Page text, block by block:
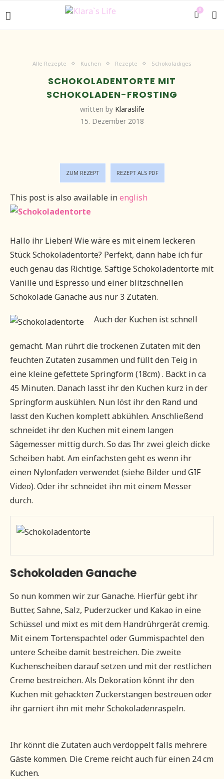
0
Alle Rezepte Kuchen Rezepte Schokoladiges
SCHOKOLADENTORTE MIT
SCHOKOLADEN-FROSTING
written by Klaraslife
15. Dezember 2018
ZUM REZEPT REZEPT ALS PDF
This post is also available inenglish
Hallo ihr Lieben! Wie wäre es mit einem leckeren
Stück Schokoladentorte? Perfekt, dann habe ich für
euch genau das Richtige. Saftige Schokoladentorte mit
Vanille und Espresso und einer blitzschnellen
Schokolade Ganache aus nur 3 Zutaten.
Auch der Kuchen ist schnell
gemacht. Man rührt die trockenen Zutaten mit den
feuchten Zutaten zusammen und füllt den Teig in
eine kleine gefettete Springform (18cm) . Backt in ca
45 Minuten. Danach lasst ihr den Kuchen kurz in der
Springform auskühlen. Nun löst ihr den Rand und
lasst den Kuchen komplett abkühlen. Anschließend
schneidet ihr den Kuchen mit einem langen
Sägemesser mittig durch. So das Ihr zwei gleich dicke
Scheiben habt. Am einfachsten geht es wenn ihr
einen Nylonfaden verwendet (siehe Bilder und GIF
Video). Oder ihr schneidet ihn mit einem Messer
durch.
Schokoladen Ganache
So nun kommen wir zur Ganache. Hierfür gebt ihr
Butter, Sahne, Salz, Puderzucker und Kakao in eine
Schüssel und mixt es mit dem Handrührgerät cremig.
Mit einem Tortenspachtel oder Gummispachtel den
untere Scheibe damit bestreichen. Die zweite
Kuchenscheiben darauf setzen und mit der restlichen
Creme bestreichen. Als Dekoration könnt ihr den
Kuchen mit gehackten Zuckerstangen bestreuen oder
ihr garniert ihn mit mehr Schokoladenraspeln.
Ihr könnt die Zutaten auch verdoppelt falls mehrere
Gäste kommen. Die Creme reicht auch für einen 24 cm
Kuchen.